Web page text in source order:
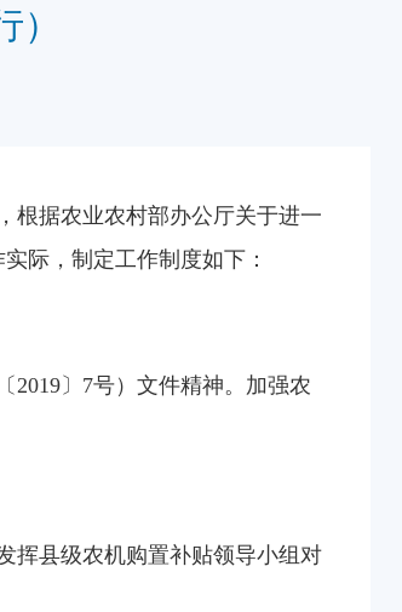
根据农业农村部办公厅关于进一
际，制定工作制度如下：
2019〕7号）文件精神。加强农
挥县级农机购置补贴领导小组对